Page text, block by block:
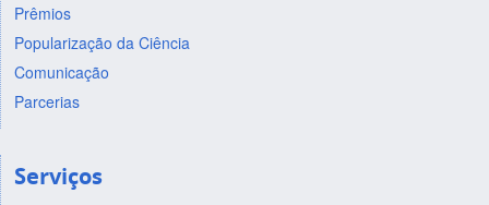
Prêmios
Popularização da Ciência
Comunicação
Parcerias
Serviços